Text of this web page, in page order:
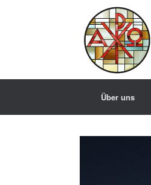
Über uns